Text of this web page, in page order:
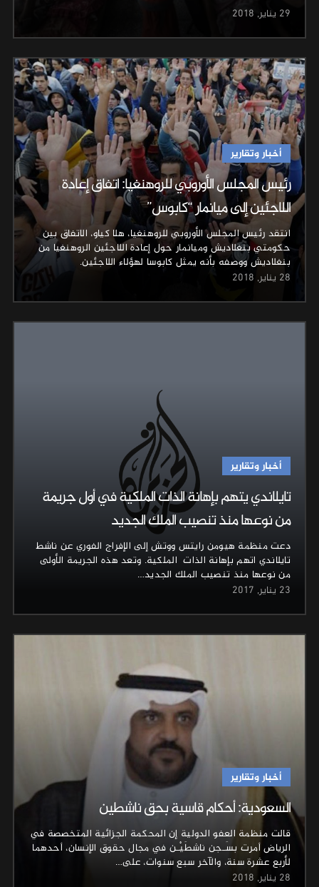
29 يناير, 2018
أخبار وتقارير
رئيس المجلس الأوروبي للروهنغيا: اتفاق إعادة
اللاجئين إلى ميانمار “كابوس”
انتقد رئيس المجلس الأوروبي للروهنغيا، هلا كياو، الاتفاق بين
حكومتي بنغلاديش وميانمار حول إعادة اللاجئين الروهنغيا من
بنغلاديش ووصفه بأنه يمثل كابوسا لهؤلاء اللاجئين.
28 يناير, 2018
أخبار وتقارير
تايلاندي يتهم بإهانة الذات الملكية في أول جريمة
من نوعها منذ تنصيب الملك الجديد
دعت منظمة هيومن رايتس ووتش إلى الإفراج الفوري عن ناشط
تايلاندي اتهم بإهانة الذات الملكية. وتعد هذه الجريمة الأولى
من نوعها منذ تنصيب الملك الجديد…
23 يناير, 2017
أخبار وتقارير
السعودية: أحكام قاسية بحق ناشطين
قالت منظمة العفو الدولية إن المحكمة الجزائية المتخصصة في
الرياض أمرت بسَـجن ناشطَيْـن في مجال حقوق الإنسان، أحدهما
لأربع عشرة سنة، والآخر سبع سنوات، على…
28 يناير, 2018